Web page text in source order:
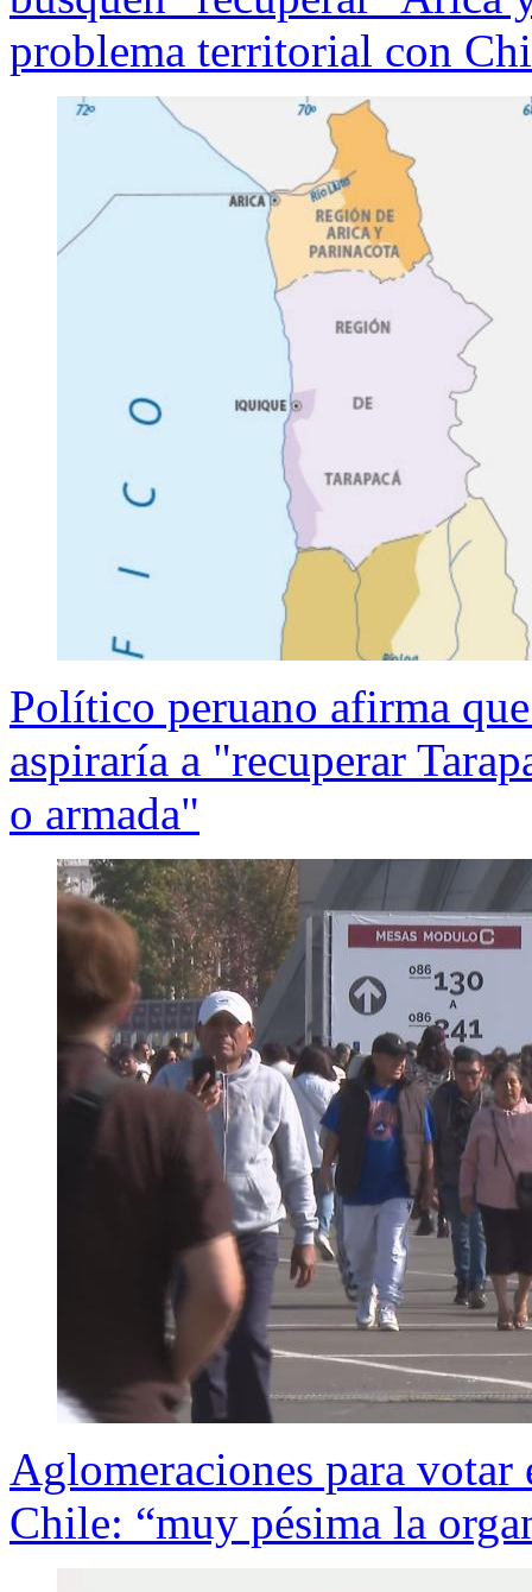
problema territorial con
Político peruano afirma
aspiraría a "recuperar
o armada"
Aglomeraciones para votar
Chile: “muy pésima la